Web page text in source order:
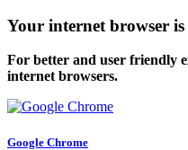
Your internet browser
For better and user friendly
internet browsers.
Google Chrome